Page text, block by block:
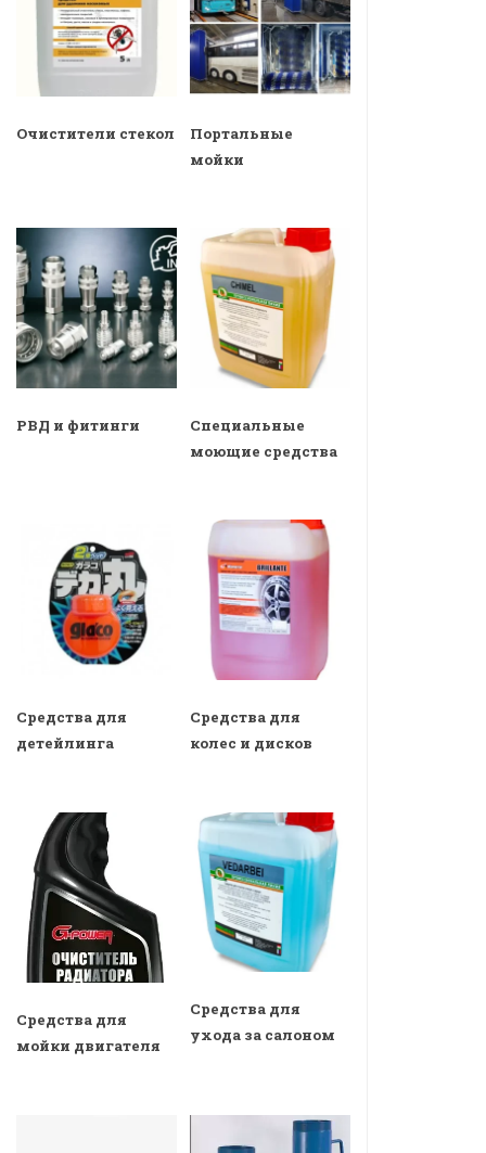
Очистители стекол
Портальные
мойки
РВД и фитинги
Специальные
моющие средства
Средства для
детейлинга
Средства для
колес и дисков
Средства для
мойки двигателя
Средства для
ухода за салоном